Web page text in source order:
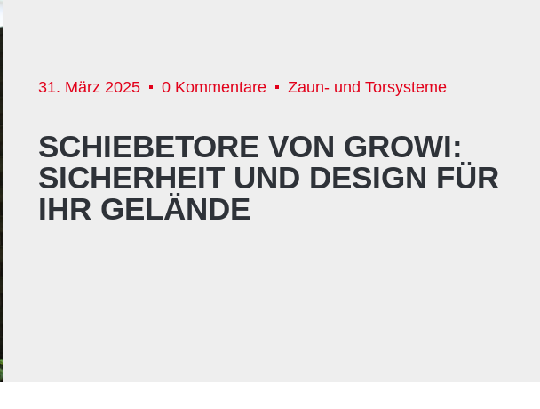
31. März 2025 0 Kommentare Zaun- und Torsysteme
SCHIEBETORE VON GROWI:
SICHERHEIT UND DESIGN FÜR
IHR GELÄNDE